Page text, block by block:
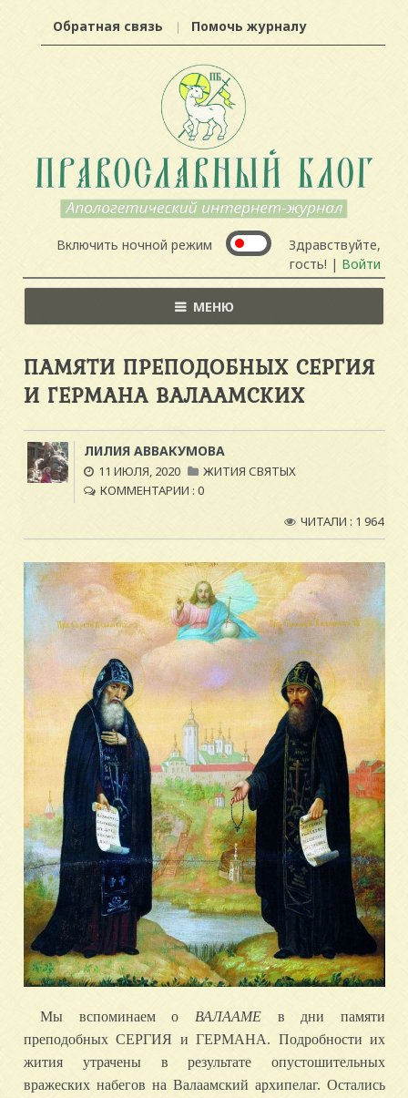
Обратная связь Помочь журналу
Включить ночной режим
Здравствуйте,
гость! | Войти
МЕНЮ
ПАМЯТИ ПРЕПОДОБНЫХ СЕРГИЯ
И ГЕРМАНА ВАЛААМСКИХ
ЛИЛИЯ АВВАКУМОВА
11 ИЮЛЯ, 2020
ЖИТИЯ СВЯТЫХ
КОММЕНТАРИИ : 0
ЧИТАЛИ : 1 964
Мы вспоминаем о ВАЛААМЕ в дни памяти
преподобных СЕРГИЯ и ГЕРМАНА. Подробности их
жития утрачены в результате опустошительных
вражеских набегов на Валаамский архипелаг. Остались